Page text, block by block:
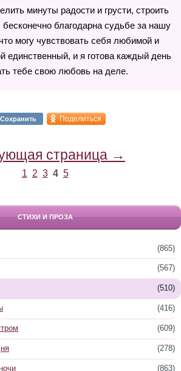
минуты радости и грусти, строить
благодарна судьбе за нашу
могу чувствовать себя любимой и
и я готова каждый день
тебе свою любовь на деле.
Сохранить Поделиться
страница →
1 2 3 4 5
СТИХИ И ПРОЗА
(865)
(567)
(510)
(416)
(609)
(278)
(863)